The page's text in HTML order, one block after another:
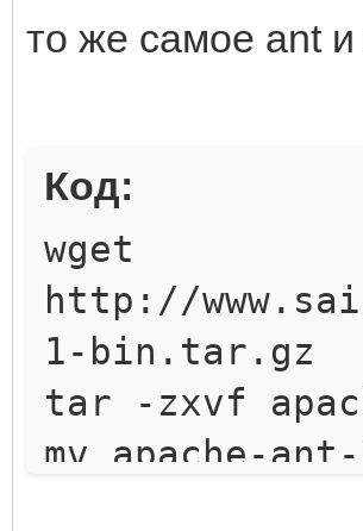
то же самое ant
Код:
wget
http://
1-bin.tar.gz
tar -zxvf
mv apache-